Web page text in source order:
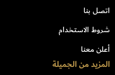
اتصل بنا
شروط الاستخدام
أعلن معنا
المزيد من الجميلة